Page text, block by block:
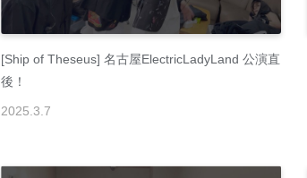
[Ship of Theseus] 名古屋ElectricLadyLand 公演直
後！
2025.3.7